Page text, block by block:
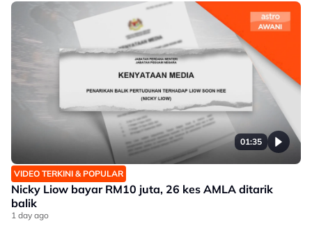
01:35
VIDEO TERKINI & POPULAR
Nicky Liow bayar RM10 juta, 26 kes AMLA ditarik
balik
1 day ago